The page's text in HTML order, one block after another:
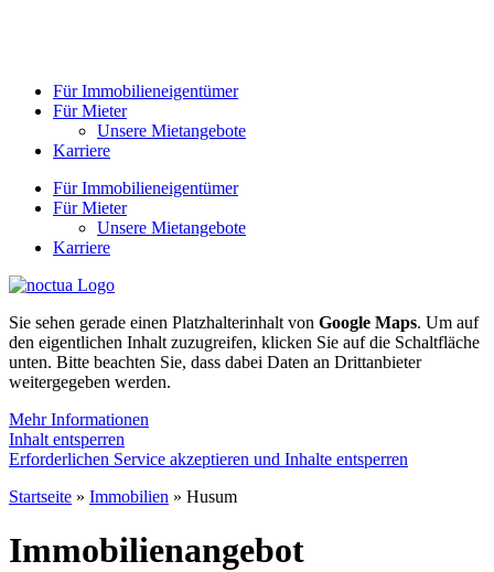
Für Immobilieneigentümer
Für Mieter
Unsere Mietangebote
Karriere
Für Immobilieneigentümer
Für Mieter
Unsere Mietangebote
Karriere
Sie sehen gerade einen Platzhalterinhalt von Google Maps. Um auf
den eigentlichen Inhalt zuzugreifen, klicken Sie auf die Schaltfläche
unten. Bitte beachten Sie, dass dabei Daten an Drittanbieter
weitergegeben werden.
Mehr Informationen
Inhalt entsperren
Erforderlichen Service akzeptieren und Inhalte entsperren
Startseite » Immobilien » Husum
Immobilien­angebot